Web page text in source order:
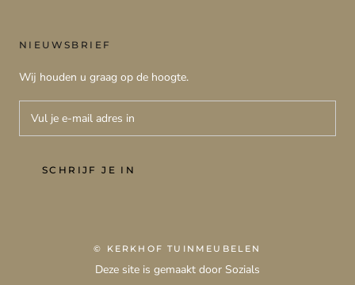
NIEUWSBRIEF
Wij houden u graag op de hoogte.
SCHRIJF JE IN
© KERKHOF TUINMEUBELEN
Deze site is gemaakt door Sozials